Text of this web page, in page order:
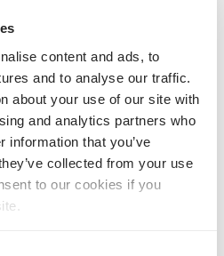
content and ads, to
and to analyse our traffic.
about your use of our site with
and analytics partners who
information that you’ve
collected from your use
to our cookies if you
von Medizinjurist Michael Zach
Entscheidend ist, dass die
der Katarakt dient, sondern ein
Therapieziel verfolgt. Die
dürften nach Auffassung von RA
GKV-Zusatzversicherung
Linse nicht einfach